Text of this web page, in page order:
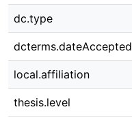
dc.type
dcterms.dateAccepted
local.affiliation
thesis.level